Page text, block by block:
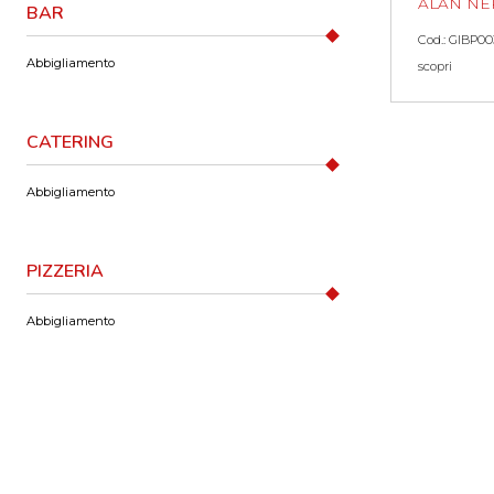
BAR
Abbigliamento
CATERING
Abbigliamento
PIZZERIA
Abbigliamento
Cod.:
scopri